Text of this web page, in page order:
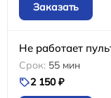
Заказать
Не работает
55 мин
2 150 ₽